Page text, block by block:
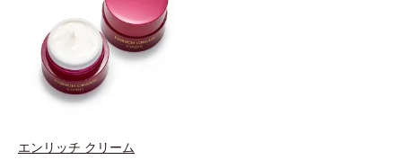
元、フェイスラインなど、年齢を重
ねるにつれハリ不足、うるおい低下
を感じやすい部位に働きかけ、ハリ
感のある肌へ導きます。さらに、水
でも油でもない第3の成分、even
wateroil（イーブンワテロイル）を
実現できなかった、“濃密なうるお
エンリッチ クリーム